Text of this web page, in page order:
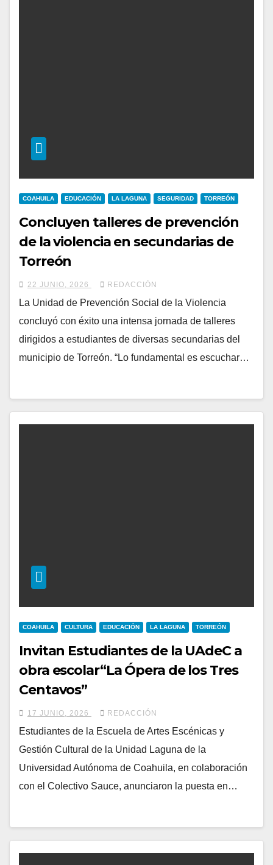
COAHUILA EDUCACIÓN LA LAGUNA SEGURIDAD TORREÓN
Concluyen talleres de prevención
de la violencia en secundarias de
Torreón
22 JUNIO, 2026 REDACCIÓN
La Unidad de Prevención Social de la Violencia
concluyó con éxito una intensa jornada de talleres
dirigidos a estudiantes de diversas secundarias del
municipio de Torreón. “Lo fundamental es escuchar…
COAHUILA CULTURA EDUCACIÓN LA LAGUNA TORREÓN
Invitan Estudiantes de la UAdeC a
obra escolar“La Ópera de los Tres
Centavos”
17 JUNIO, 2026 REDACCIÓN
Estudiantes de la Escuela de Artes Escénicas y
Gestión Cultural de la Unidad Laguna de la
Universidad Autónoma de Coahuila, en colaboración
con el Colectivo Sauce, anunciaron la puesta en…